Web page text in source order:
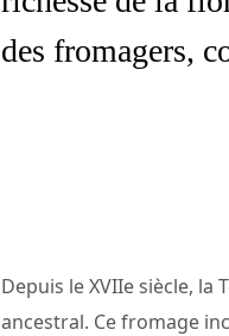
des fromagers,
Depuis le XVIIe siècle,
ancestral. Ce fromage